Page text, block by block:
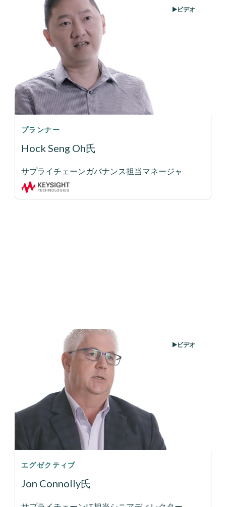
ビデオ
Hock Seng Oh氏
サプライチェーンガバナンス担当マネージャ
プランナー
ビデオ
Jon Connolly氏
エグゼクティブ